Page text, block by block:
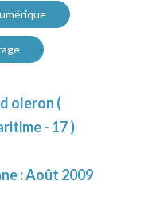
oleron (
- 17 )
: Août 2009